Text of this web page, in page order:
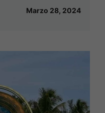
Marzo 28, 2024